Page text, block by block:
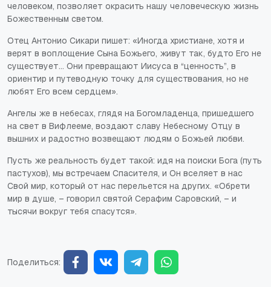
человеком, позволяет окрасить нашу человеческую жизнь
Божественным светом.
Отец Антонио Сикари пишет: «Иногда христиане, хотя и
верят в воплощение Сына Божьего, живут так, будто Его не
существует... Они превращают Иисуса в “ценность”, в
ориентир и путеводную точку для существования, но не
любят Его всем сердцем».
Ангелы же в небесах, глядя на Богомладенца, пришедшего
на свет в Вифлееме, воздают славу Небесному Отцу в
вышних и радостно возвещают людям о Божьей любви.
Пусть же реальность будет такой: идя на поиски Бога (путь
пастухов), мы встречаем Спасителя, и Он вселяет в нас
Свой мир, который от нас перельется на других. «Обрети
мир в душе, – говорил святой Серафим Саровский, – и
тысячи вокруг тебя спасутся».
Поделиться: